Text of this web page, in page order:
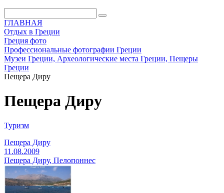
ГЛАВНАЯ
Отдых в Греции
Греция фото
Профессиональные фотографии Греции
Музеи Греции, Археологические места Греции, Пещеры
Греции
Пещера Диру
Пещера Диру
Туризм
Пещера Диру
11.08.2009
Пещера Диру, Пелопоннес